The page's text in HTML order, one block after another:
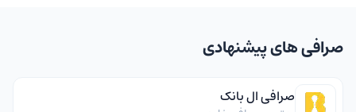
صرافی های پیشنهادی
صرافی ال بانک